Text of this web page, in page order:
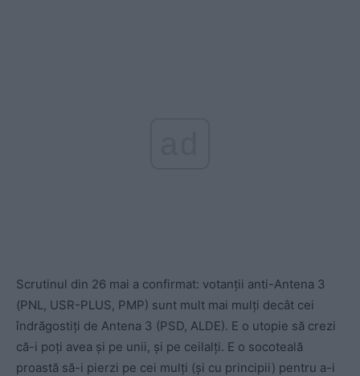
Scrutinul din 26 mai a confirmat: votanții anti-Antena 3
(PNL, USR-PLUS, PMP) sunt mult mai mulți decât cei
îndrăgostiți de Antena 3 (PSD, ALDE). E o utopie să crezi
că-i poți avea și pe unii, și pe ceilalți. E o socoteală
proastă să-i pierzi pe cei mulți (și cu principii) pentru a-i